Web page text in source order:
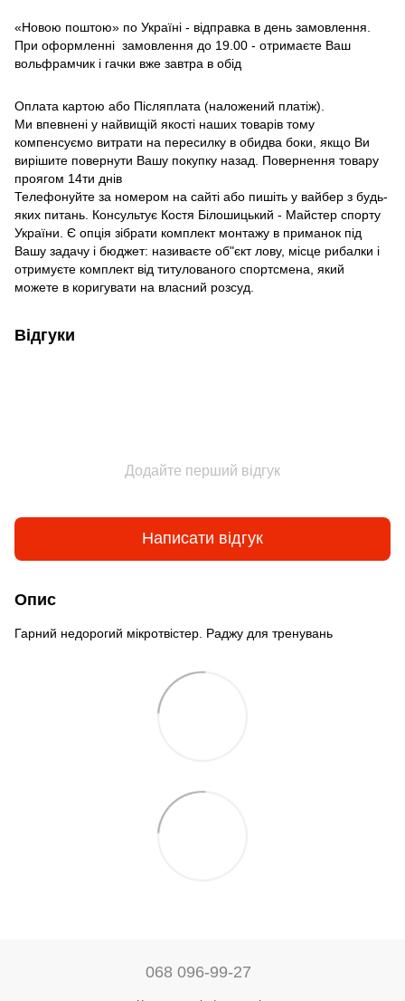
«Новою поштою» по Україні - відправка в день замовлення.
При оформленні замовлення до 19.00 - отримаєте Ваш
вольфрамчик і гачки вже завтра в обід
Оплата картою або Післяплата (наложений платіж).
Ми впевнені у найвищій якості наших товарів тому
компенсуємо витрати на пересилку в обидва боки, якщо Ви
вирішите повернути Вашу покупку назад. Повернення товару
проягом 14ти днів
Телефонуйте за номером на сайті або пишіть у вайбер з будь-
яких питань. Консультує Костя Білошицький - Майстер спорту
України. Є опція зібрати комплект монтажу в приманок під
Вашу задачу і бюджет: називаєте об"єкт лову, місце рибалки і
отримуєте комплект від титулованого спортсмена, який
можете в коригувати на власний розсуд.
Відгуки
Додайте перший відгук
Написати відгук
Опис
Гарний недорогий мікротвістер. Раджу для тренувань
068 096-99-27